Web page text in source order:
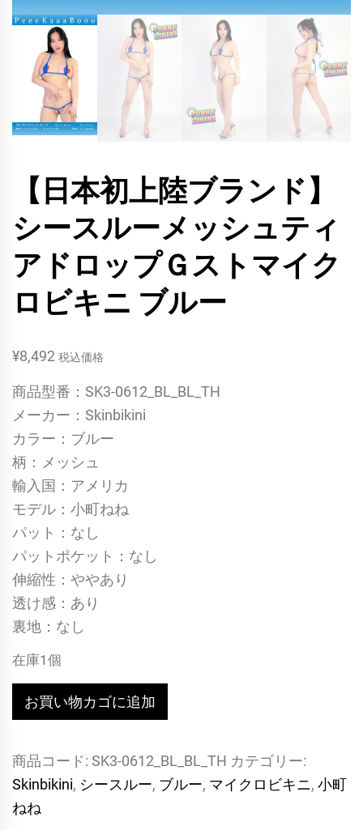
【日本初上陸ブランド】
シースルーメッシュティ
アドロップＧストマイク
ロビキニ ブルー
¥8,492 税込価格
商品型番：SK3-0612_BL_BL_TH
メーカー：Skinbikini
カラー：ブルー
柄：メッシュ
輸入国：アメリカ
モデル：小町ねね
パット：なし
パットポケット：なし
伸縮性：ややあり
透け感：あり
裏地：なし
在庫1個
【日
本
上
陸
ブ
お買い物カゴに追加
商品コード: SK3-0612_BL_BL_TH カテゴリー:
Skinbikini, シースルー, ブルー, マイクロビキニ, 小町
ねね